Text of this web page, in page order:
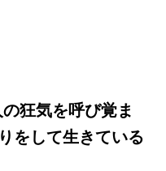
狂気を呼び覚ま
をして生きている